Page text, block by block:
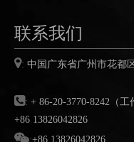
联系我们
: 中国广东省广州市花都
: + 86-20-3770-8242（工
+86 13826042826
:+86 13826042826